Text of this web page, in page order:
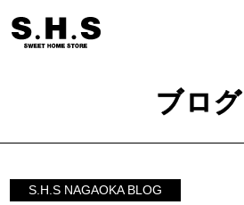
ブログ
S.H.S NAGAOKA BLOG